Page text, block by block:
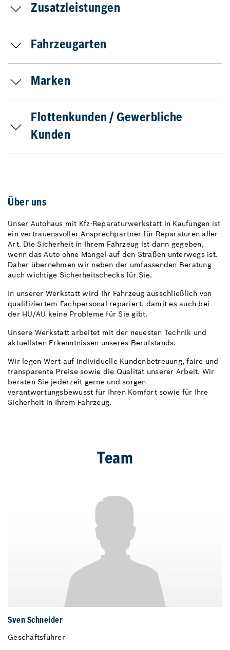
Zusatzleistungen
Fahrzeugarten
Marken
Flottenkunden / Gewerbliche
Kunden
Über uns
Unser Autohaus mit Kfz-Reparaturwerkstatt in Kaufungen ist
ein vertrauensvoller Ansprechpartner für Reparaturen aller
Art. Die Sicherheit in Ihrem Fahrzeug ist dann gegeben,
wenn das Auto ohne Mängel auf den Straßen unterwegs ist.
Daher übernehmen wir neben der umfassenden Beratung
auch wichtige Sicherheitschecks für Sie.
In unserer Werkstatt wird Ihr Fahrzeug ausschließlich von
qualifiziertem Fachpersonal repariert, damit es auch bei
der HU/AU keine Probleme für Sie gibt.
Unsere Werkstatt arbeitet mit der neuesten Technik und
aktuellsten Erkenntnissen unseres Berufstands.
Wir legen Wert auf individuelle Kundenbetreuung, faire und
transparente Preise sowie die Qualität unserer Arbeit. Wir
beraten Sie jederzeit gerne und sorgen
verantwortungsbewusst für Ihren Komfort sowie für Ihre
Sicherheit in Ihrem Fahrzeug.
Team
Sven Schneider
Geschäftsführer